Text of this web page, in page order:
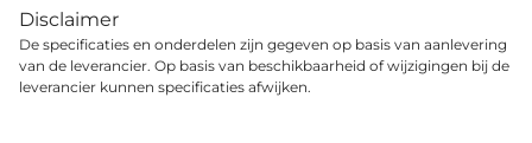
Disclaimer
De specificaties en onderdelen zijn gegeven op basis van aanlevering
van de leverancier. Op basis van beschikbaarheid of wijzigingen bij de
leverancier kunnen specificaties afwijken.